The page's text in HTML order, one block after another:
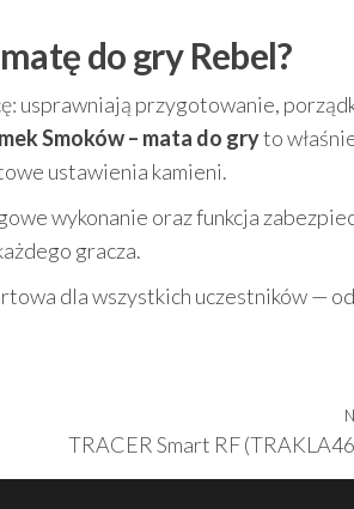
do gry Rebel?
usprawniają przygotowanie,
Smoków – mata do gryto
ustawienia kamieni.
wykonanie oraz funkcja
gracza.
dla wszystkich uczestników — od
TRACER Smart RF